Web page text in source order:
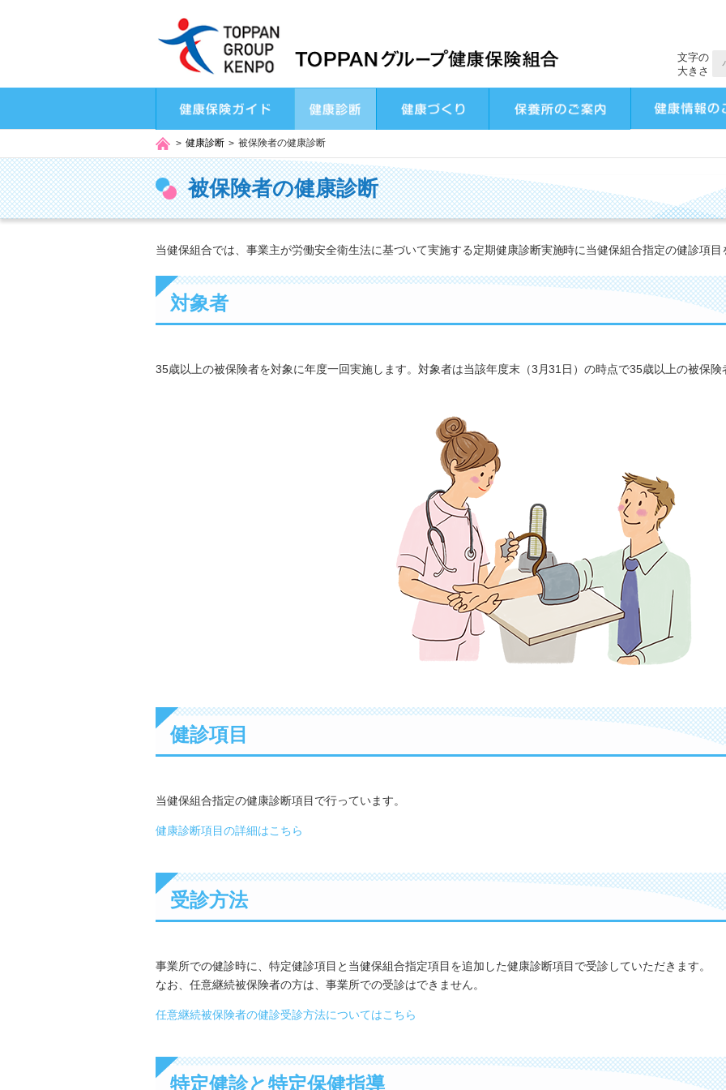
文字の
大きさ
健康診断 被保険者の健康診断
被保険者の健康診断
当健保組合では、事業主が労働安全衛生法に基づいて実施する定期健康診断実施時に当健保組合指定の健診項
対象者
35歳以上の被保険者を対象に年度一回実施します。対象者は当該年度末（3月31日）の時点で35歳以上の被保険
健診項目
当健保組合指定の健康診断項目で行っています。
健康診断項目の詳細はこちら
受診方法
事業所での健診時に、特定健診項目と当健保組合指定項目を追加した健康診断項目で受診していただきます。
なお、任意継続被保険者の方は、事業所での受診はできません。
任意継続被保険者の健診受診方法についてはこちら
特定健診と特定保健指導